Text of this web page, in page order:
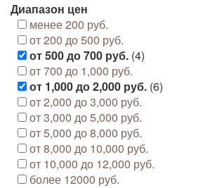
Диапазон цен
менее 200 руб.
от 200 до 500 руб.
от 500 до 700 руб. (4)
от 700 до 1,000 руб.
от 1,000 до 2,000 руб. (6)
от 2,000 до 3,000 руб.
от 3,000 до 5,000 руб.
от 5,000 до 8,000 руб.
от 8,000 до 10,000 руб.
от 10,000 до 12,000 руб.
более 12000 руб.